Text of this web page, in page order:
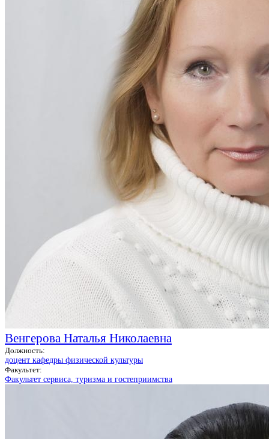
Венгерова Наталья Николаевна
Должность:
доцент кафедры физической культуры
Факультет:
Факультет сервиса, туризма и гостеприимства